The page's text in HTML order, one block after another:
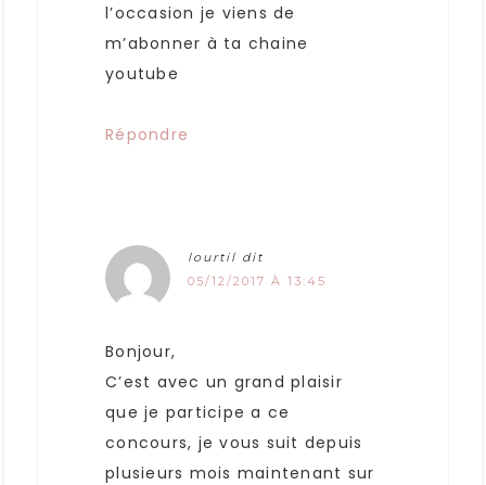
l’occasion je viens de
m’abonner à ta chaine
youtube
Répondre
lourtil dit
05/12/2017 À 13:45
Bonjour,
C’est avec un grand plaisir
que je participe a ce
concours, je vous suit depuis
plusieurs mois maintenant sur